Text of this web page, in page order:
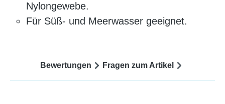
Nylongewebe.
Für Süß- und Meerwasser geeignet.
Bewertungen Fragen zum Artikel